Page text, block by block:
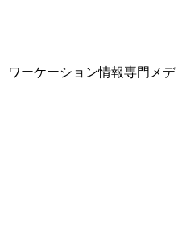
ワーケーション情報専門メデ